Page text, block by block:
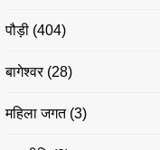
पौड़ी (404)
बागेश्वर(28)
महिला जगत(3)